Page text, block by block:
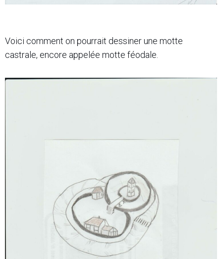
Voici comment on pourrait dessiner une motte
castrale, encore appelée motte féodale.